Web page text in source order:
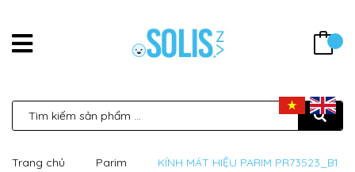
Trang chủ Parim KÍNH MÁT HIỆU PARIM PR73523_B1